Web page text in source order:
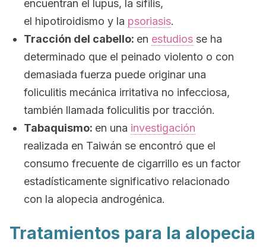
encuentran el lupus, la sífilis,
el hipotiroidismo y la psoriasis.
Tracción del cabello: en estudios se ha
determinado que el peinado violento o con
demasiada fuerza puede originar una
foliculitis mecánica irritativa no infecciosa,
también llamada foliculitis por tracción.
Tabaquismo: en una investigación
realizada en Taiwán se encontró que el
consumo frecuente de cigarrillo es un factor
estadísticamente significativo relacionado
con la alopecia androgénica.
Tratamientos para la alopecia